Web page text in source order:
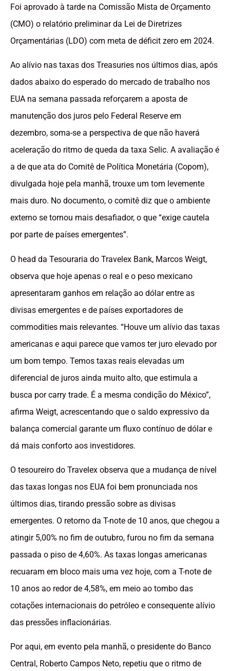
Foi aprovado à tarde na Comissão Mista de Orçamento
(CMO) o relatório preliminar da Lei de Diretrizes
Orçamentárias (LDO) com meta de déficit zero em 2024.
Ao alívio nas taxas dos Treasuries nos últimos dias, após
dados abaixo do esperado do mercado de trabalho nos
EUA na semana passada reforçarem a aposta de
manutenção dos juros pelo Federal Reserve em
dezembro, soma-se a perspectiva de que não haverá
aceleração do ritmo de queda da taxa Selic. A avaliação é
a de que ata do Comitê de Política Monetária (Copom),
divulgada hoje pela manhã, trouxe um tom levemente
mais duro. No documento, o comitê diz que o ambiente
externo se tornou mais desafiador, o que “exige cautela
por parte de países emergentes”.
O head da Tesouraria do Travelex Bank, Marcos Weigt,
observa que hoje apenas o real e o peso mexicano
apresentaram ganhos em relação ao dólar entre as
divisas emergentes e de países exportadores de
commodities mais relevantes. “Houve um alívio das taxas
americanas e aqui parece que vamos ter juro elevado por
um bom tempo. Temos taxas reais elevadas um
diferencial de juros ainda muito alto, que estimula a
busca por carry trade. É a mesma condição do México”,
afirma Weigt, acrescentando que o saldo expressivo da
balança comercial garante um fluxo contínuo de dólar e
dá mais conforto aos investidores.
O tesoureiro do Travelex observa que a mudança de nível
das taxas longas nos EUA foi bem pronunciada nos
últimos dias, tirando pressão sobre as divisas
emergentes. O retorno da T-note de 10 anos, que chegou a
atingir 5,00% no fim de outubro, furou no fim da semana
passada o piso de 4,60%. As taxas longas americanas
recuaram em bloco mais uma vez hoje, com a T-note de
10 anos ao redor de 4,58%, em meio ao tombo das
cotações internacionais do petróleo e consequente alívio
das pressões inflacionárias.
Por aqui, em evento pela manhã, o presidente do Banco
Central, Roberto Campos Neto, repetiu que o ritmo de